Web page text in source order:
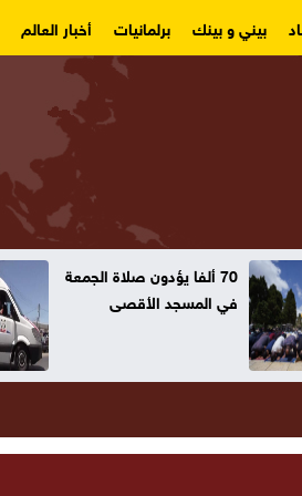
بيني و بينك برلمانيات أخبار العالم
70 ألفا يؤدون صلاة الجمعة
في المسجد الأقصى